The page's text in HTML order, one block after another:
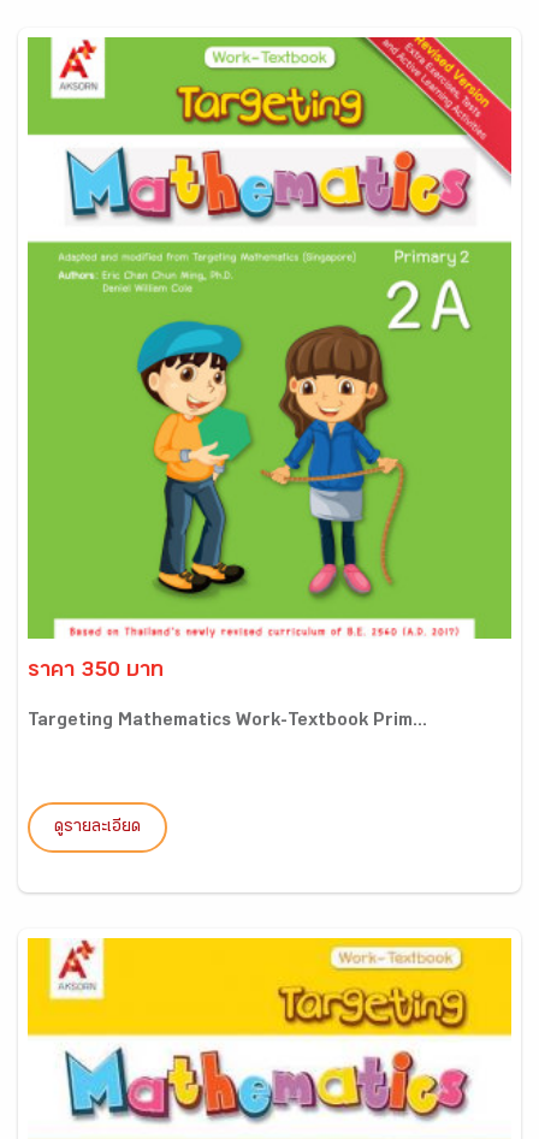
ราคา 350 บาท
Targeting Mathematics Work-Textbook Prim...
ดูรายละเอียด